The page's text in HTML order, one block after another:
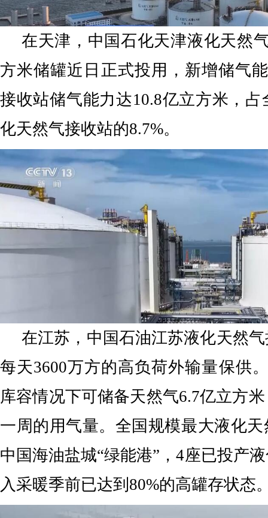
在天津，中国石化天津液化天然
方米储罐近日正式投用，新增储气
接收站储气能力达10.8亿立方米，
化天然气接收站的8.7%。
在江苏，中国石油江苏液化天然
每天3600万方的高负荷外输量保供
库容情况下可储备天然气6.7亿立方
一周的用气量。全国规模最大液化
中国海油盐城“绿能港”，4座已投产
入采暖季前已达到80%的高罐存状态